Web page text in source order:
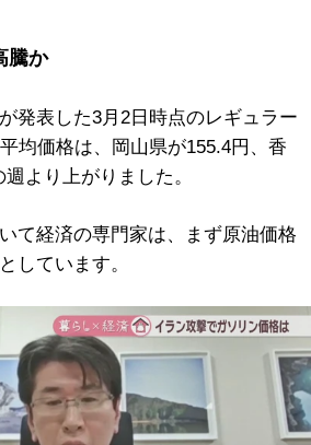
騰か
発表した3月2日時点のレギュラー
均価格は、岡山県が155.4円、香
より上がりました。
て経済の専門家は、まず原油価格
しています。